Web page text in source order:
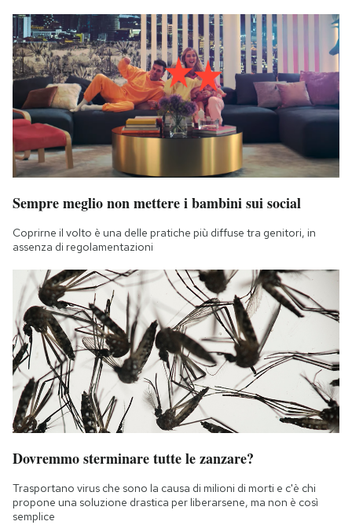
Sempre meglio non mettere i bambini sui social
Coprirne il volto è una delle pratiche più diffuse tra genitori, in
assenza di regolamentazioni
Dovremmo sterminare tutte le zanzare?
Trasportano virus che sono la causa di milioni di morti e c'è chi
propone una soluzione drastica per liberarsene, ma non è così
semplice